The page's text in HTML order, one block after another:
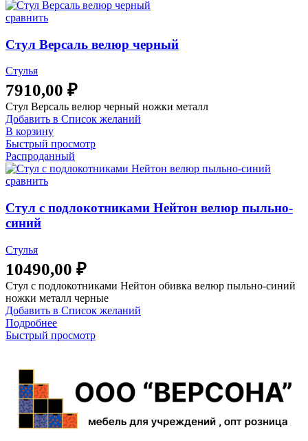
сравнить
Стул Версаль велюр черный
Стулья
7910,00 ₽
Стул Версаль велюр черный ножки металл
Добавить в Список желаний
В корзину
Быстрый просмотр
Распроданный
сравнить
Стул с подлокотниками Нейтон велюр пыльно-
синий
Стулья
10490,00 ₽
Стул с подлокотниками Нейтон обивка велюр пыльно-синий
ножки металл черные
Добавить в Список желаний
Подробнее
Быстрый просмотр